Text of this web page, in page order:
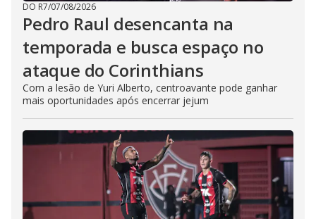
DO R7/07/08/2026
Pedro Raul desencanta na
temporada e busca espaço no
ataque do Corinthians
Com a lesão de Yuri Alberto, centroavante pode ganhar
mais oportunidades após encerrar jejum